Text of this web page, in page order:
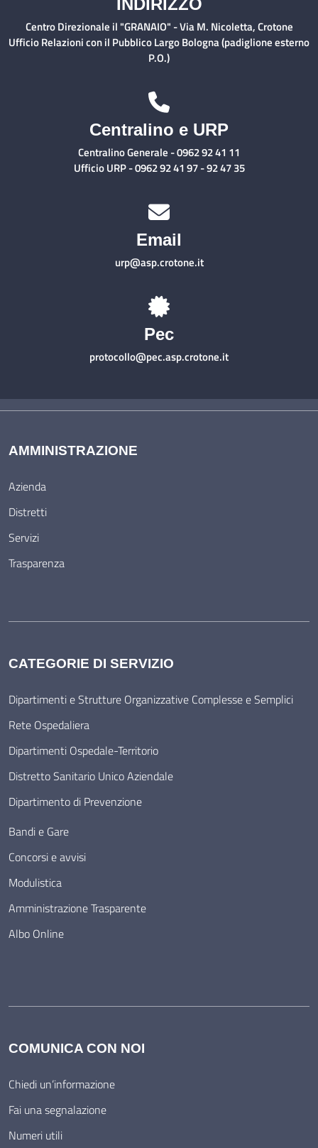
Centro Direzionale il "GRANAIO" - Via M. Nicoletta, Crotone
Ufficio Relazioni con il Pubblico Largo Bologna (padiglione esterno
P.O.)
Centralino e URP
Centralino Generale - 0962 92 41 11
Ufficio URP - 0962 92 41 97 - 92 47 35
Email
urp@asp.crotone.it
Pec
protocollo@pec.asp.crotone.it
AMMINISTRAZIONE
Azienda
Distretti
Servizi
Trasparenza
CATEGORIE DI SERVIZIO
Dipartimenti e Strutture Organizzative Complesse e Semplici
Rete Ospedaliera
Dipartimenti Ospedale-Territorio
Distretto Sanitario Unico Aziendale
Dipartimento di Prevenzione
Bandi e Gare
Concorsi e avvisi
Modulistica
Amministrazione Trasparente
Albo Online
COMUNICA CON NOI
Chiedi un’informazione
Fai una segnalazione
Numeri utili